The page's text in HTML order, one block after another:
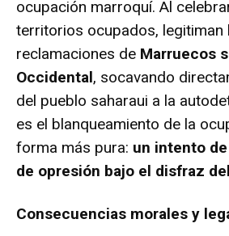
ocupación marroquí. Al
territorios ocupados, legitiman
reclamaciones de Marruecos
Occidental, socavando
del pueblo saharaui a la
es el blanqueamiento de la
forma más pura: un intento
de opresión bajo el disfraz
Consecuencias morales y